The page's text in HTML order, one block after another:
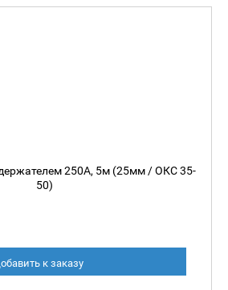
250А, 5м (25мм / ОКС 35-
50)
к заказу